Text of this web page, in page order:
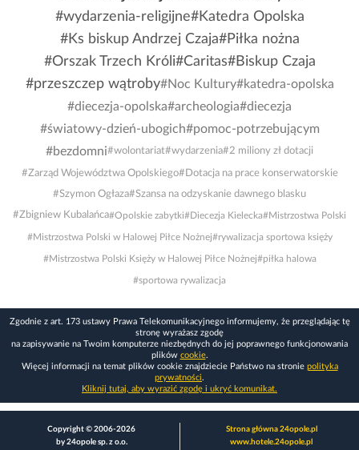
#wydarzenia-religijne#Katedra Opolska
#Ks biskup Andrzej Czaja#Piłka nożna
#Orszak Trzech Króli#Caritas#Biskup Czaja
#przeszczep wątroby#Noc Kultury#katedra-opolska
#diecezja-opolska#archeologia#diecezja
#światowy-dzień-ubogich#pomoc-potrzebującym
#bezdomni#wolontariat#wydarzenia#2 miliony zł dotacji
#Zarząd Województwa Opolskiego#Dotacja na prace konserwatorskie
#Szymon Ogłaza#Szansa na odzyskanie dawnego blasku
#Zbigniew Kubalańca#Opolskie zabytki#Diecezja Kielecka#Mistrzostwa Polski
#Mistrzostwa Polski w Halowej Piłce Nożnej#rywalizacja sportowa księży
#Mistrzostwa Polski Księży w Halowej Piłce Nożnej#piłka halowa
#sportowa rywalizacja
Zgodnie z art. 173 ustawy Prawa Telekomunikacyjnego informujemy, że przeglądając tę
stronę wyrażasz zgodę
na zapisywanie na Twoim komputerze niezbędnych do jej poprawnego funkcjonowania
plików cookie.
Więcej informacji na temat plików cookie znajdziecie Państwo na stronie polityka
prywatności.
Kliknij tutaj, aby wyrazić zgodę i ukryć komunikat.
Copyright © 2006-2026
by 24opole sp. z o.o.
Strona główna 24opole.pl
www.hotele.24opole.pl